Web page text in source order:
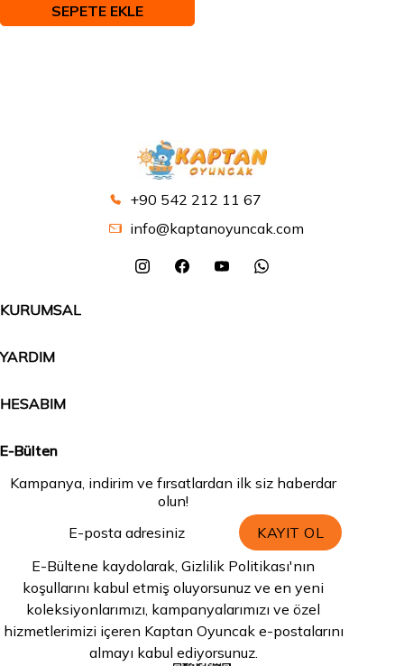
SEPETE EKLE
+90 542 212 11 67
info@kaptanoyuncak.com
KURUMSAL
YARDIM
HESABIM
E-Bülten
Kampanya, indirim ve fırsatlardan ilk siz haberdar
olun!
KAYIT OL
E-Bültene kaydolarak, Gizlilik Politikası'nın
koşullarını kabul etmiş oluyorsunuz ve en yeni
koleksiyonlarımızı, kampanyalarımızı ve özel
hizmetlerimizi içeren Kaptan Oyuncak e-postalarını
almayı kabul ediyorsunuz.